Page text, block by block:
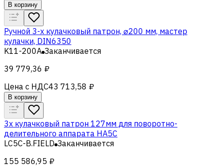
В корзину
Ручной 3-х кулачковый патрон, ⌀200 мм, мастер
кулачки, DIN6350
K11-200A Заканчивается
39 779,36 ₽
Цена с НДС43 713,58 ₽
В корзину
3х кулачковый патрон 127мм для поворотно-
делительного аппарата HA5C
LC5C-B.FIELD Заканчивается
155 586,95 ₽